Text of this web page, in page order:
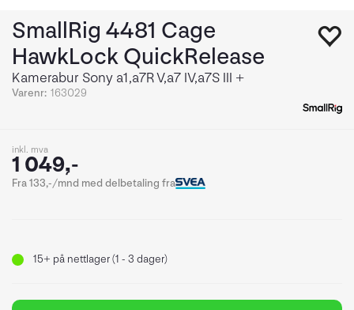
SmallRig 4481 Cage
HawkLock QuickRelease
Kamerabur Sony a1,a7R V,a7 IV,a7S III +
Varenr: 163029
inkl. mva
1 049,-
Fra 133,-/mnd med delbetaling fra
15+ på nettlager (1 - 3 dager)